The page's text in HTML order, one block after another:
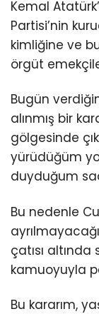
Kemal
Partisi’nin
kimliğine ve
örgüt
Bugün
alınmış bir
gölgesinde
yürüdüğüm
duyduğum
Bu nedenle
çatısı
kamuoyuyla
Bu kararım,